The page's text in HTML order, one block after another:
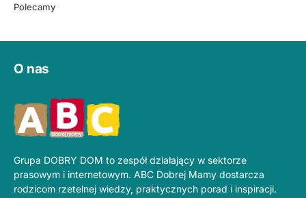
Polecamy
O nas
Grupa DOBRY DOM to zespół działający w sektorze
prasowym i internetowym. ABC Dobrej Mamy dostarcza
rodzicom rzetelnej wiedzy, praktycznych porad i inspiracji.